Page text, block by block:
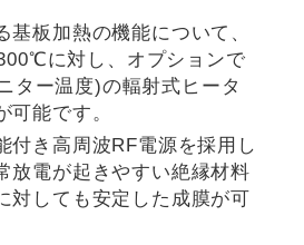
基板加熱の機能について、
に対し、オプションで
ター温度)の輻射式ヒータ
可能です。
付き高周波RF電源を採用し
放電が起きやすい絶縁材料
対しても安定した成膜が可